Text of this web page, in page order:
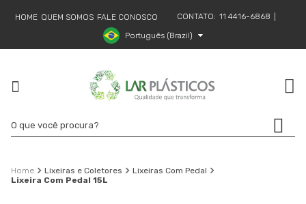
HOME QUEM SOMOS FALE CONOSCO CONTATO: 11 4416-6868
Português (Brazil)
Lixeiras e Coletores
Lixeiras Com Pedal
Lixeira Com Pedal 15L